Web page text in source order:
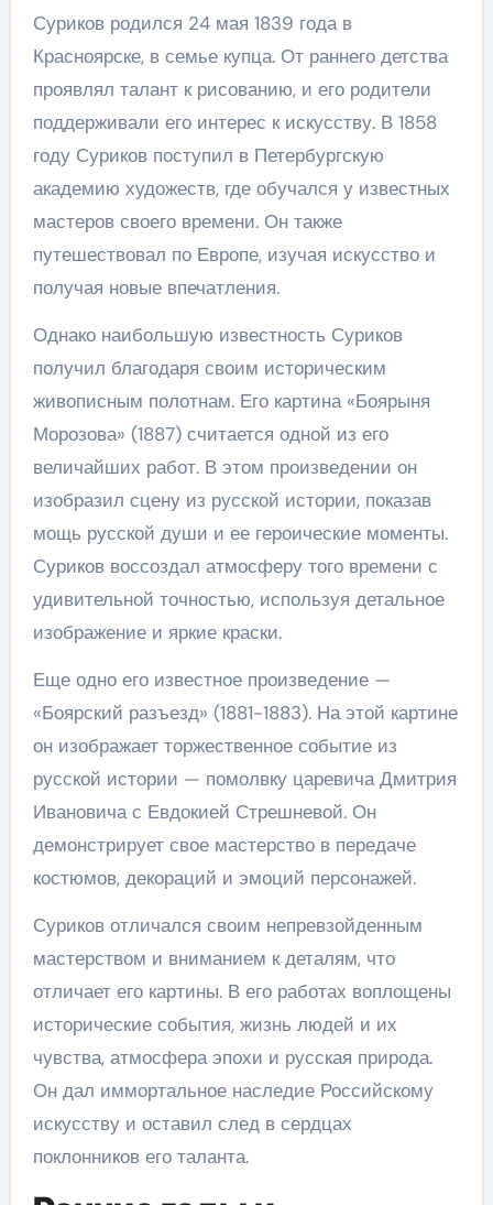
Суриков родился 24 мая 1839 года в
Красноярске, в семье купца. От раннего детства
проявлял талант к рисованию, и его родители
поддерживали его интерес к искусству. В 1858
году Суриков поступил в Петербургскую
академию художеств, где обучался у известных
мастеров своего времени. Он также
путешествовал по Европе, изучая искусство и
получая новые впечатления.
Однако наибольшую известность Суриков
получил благодаря своим историческим
живописным полотнам. Его картина «Боярыня
Морозова» (1887) считается одной из его
величайших работ. В этом произведении он
изобразил сцену из русской истории, показав
мощь русской души и ее героические моменты.
Суриков воссоздал атмосферу того времени с
удивительной точностью, используя детальное
изображение и яркие краски.
Еще одно его известное произведение —
«Боярский разъезд» (1881-1883). На этой картине
он изображает торжественное событие из
русской истории — помолвку царевича Дмитрия
Ивановича с Евдокией Стрешневой. Он
демонстрирует свое мастерство в передаче
костюмов, декораций и эмоций персонажей.
Суриков отличался своим непревзойденным
мастерством и вниманием к деталям, что
отличает его картины. В его работах воплощены
исторические события, жизнь людей и их
чувства, атмосфера эпохи и русская природа.
Он дал иммортальное наследие Российскому
искусству и оставил след в сердцах
поклонников его таланта.